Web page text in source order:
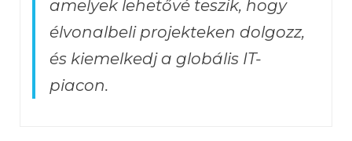
amelyek lehetővé teszik, hogy
élvonalbeli projekteken dolgozz,
és kiemelkedj a globális IT-
piacon.